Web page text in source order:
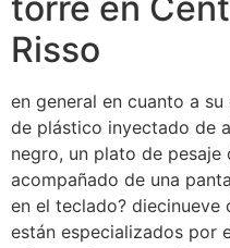
Risso
en general en cuanto a
de plástico inyectado de
negro, un plato de
acompañado de una
en el teclado?
están especializados por